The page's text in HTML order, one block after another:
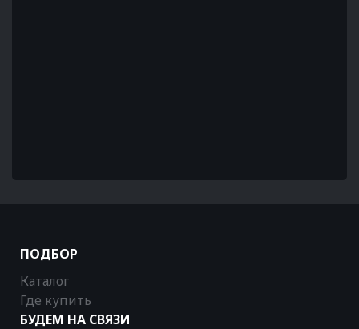
ПОДБОР
Каталог
Где купить
БУДЕМ НА СВЯЗИ